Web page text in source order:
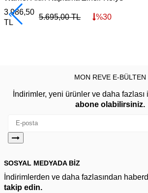
3.986,50
TL
5.695,00TL %30
MON REVE E-BÜLTEN
İndirimler, yeni ürünler ve daha
abone olabilirsiniz.
SOSYAL MEDYADA BİZ
İndirimlerden ve daha fazlasından
takip edin.